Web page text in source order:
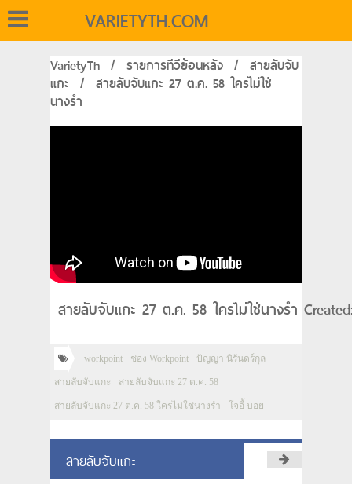
VARIETYTH.COM
VarietyTh / รายการทีวีย้อนหลัง / สายลับจับ
แกะ / สายลับจับแกะ 27 ต.ค. 58 ใครไม่ใช่
นางรำ
สายลับจับแกะ 27 ต.ค. 58 ใครไม่ใช่นางรำ
workpoint ช่อง Workpoint ปัญญา นิรันดร์กุล
สายลับจับแกะ สายลับจับแกะ 27 ต.ค. 58
สายลับจับแกะ 27 ต.ค. 58 ใครไม่ใช่นางรำ โจอี้ บอย
สายลับจับแกะ